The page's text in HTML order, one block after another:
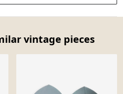
vintage pieces